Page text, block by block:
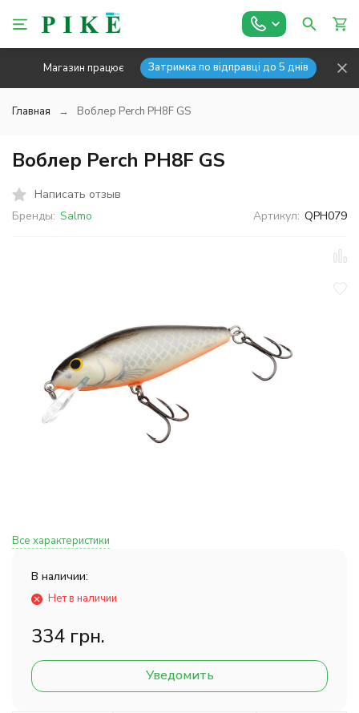
Магазин працює Затримка по відправці до 5 днів
Главная Воблер Perch PH8F GS
Воблер Perch PH8F GS
Написать отзыв
Бренды: Salmo Артикул: QPH079
Все характеристики
В наличии:
Нет в наличии
334 грн.
Уведомить